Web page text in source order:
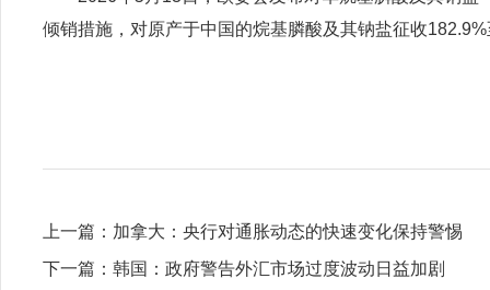
倾销措施，对原产于中国的烷基膦酸及其钠盐征收
上一篇： ​加拿大：央行对通胀动态的快速变化保持警惕
下一篇： ​韩国：政府警告外汇市场过度波动日益加剧